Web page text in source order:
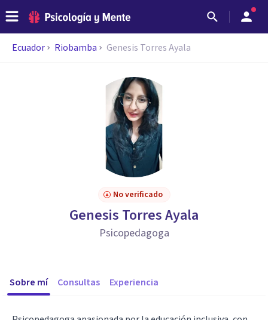
Ecuador Riobamba Genesis Torres Ayala
No verificado
Genesis Torres Ayala
Psicopedagoga
Sobre mí Consultas Experiencia